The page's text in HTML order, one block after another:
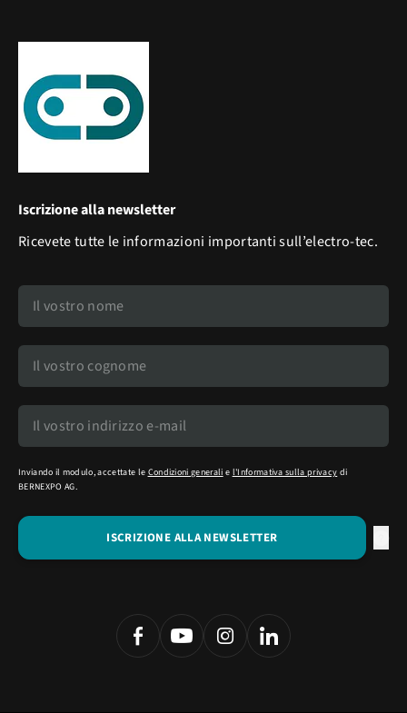
Iscrizione alla newsletter
Ricevete tutte le informazioni importanti sull’electro-tec.
Inviando il modulo, accettate le Condizioni generali e l'Informativa sulla privacy di
BERNEXPO AG.